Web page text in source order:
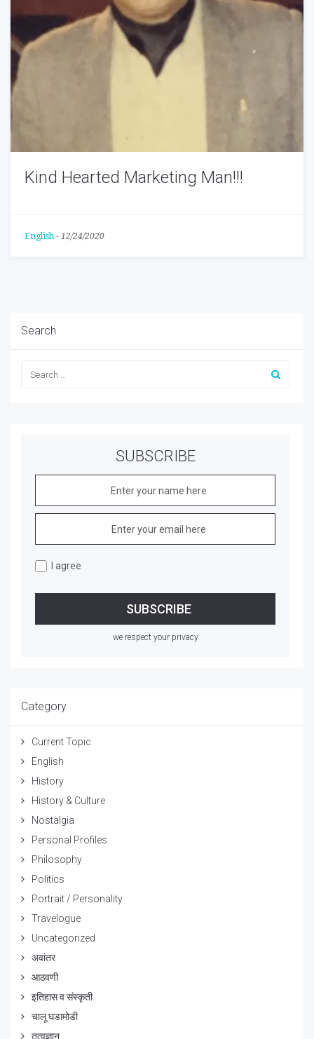
Kind Hearted Marketing Man!!!
English - 12/24/2020
Search
SUBSCRIBE
I agree
we respect your privacy
Category
Current Topic
English
History
History & Culture
Nostalgia
Personal Profiles
Philosophy
Politics
Portrait / Personality
Travelogue
Uncategorized
अवांतर
आठवणी
इतिहास व संस्कृती
चालू घडामोडी
तत्वज्ञान